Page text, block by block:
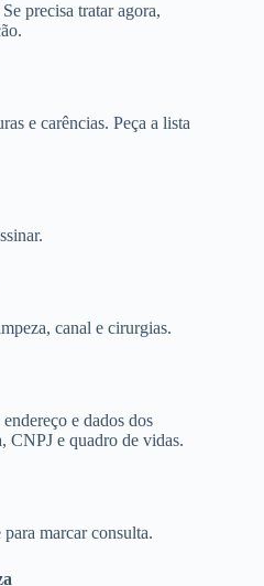
precisa tratar agora,
e carências. Peça a lista
canal e cirurgias.
e dados dos
CNPJ e quadro de vidas.
marcar consulta.